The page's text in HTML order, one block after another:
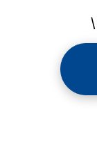
\